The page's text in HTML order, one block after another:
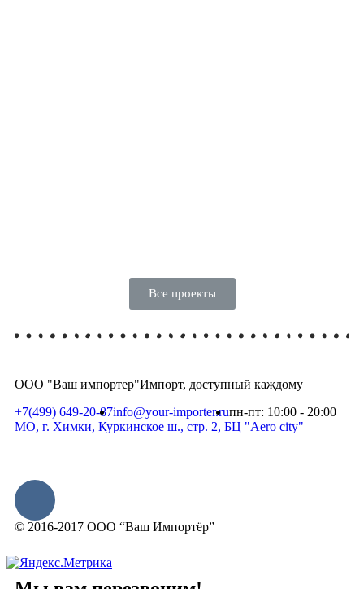
Все проекты
ООО "Ваш импортер"Импорт, доступный каждому
+7(499) 649-20-87info@your-importer.ruпн-пт: 10:00 - 20:00
МО, г. Химки, Куркинское ш., стр. 2, БЦ "Aero city"
© 2016-2017 ООО “Ваш Импортёр”